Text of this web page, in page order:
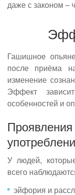
даже с законом –
Гашишное
после приёма
изменение
Эффект
особенностей и
У людей,
всего
эйфория и